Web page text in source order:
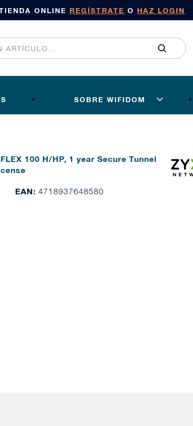
ONLINE REGÍSTRATE O HAZ LOGIN
SOBRE WIFIDOM
100 H/HP, 1 year Secure Tunnel
EAN: 4718937648580